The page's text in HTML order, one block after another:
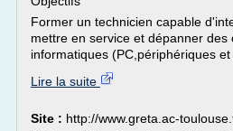
Former un technicien capable
mettre en service et dépanner des
informatiques (PC,périphériques et
Lire la suite
Site : http://www.greta.ac-